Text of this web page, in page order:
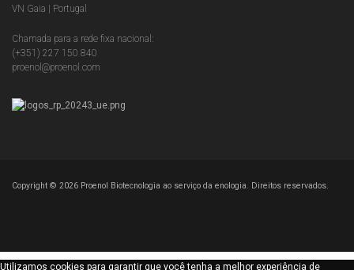
VN Gaia | Portugal
Chamada para a rede fixa nacional:
(+351) 227 150 840
proenol@proenol.com
Copyright © 2026 Proenol Biotecnologia ao serviço da enologia. Direitos reservados.
Utilizamos cookies para garantir que você tenha a melhor experiência de